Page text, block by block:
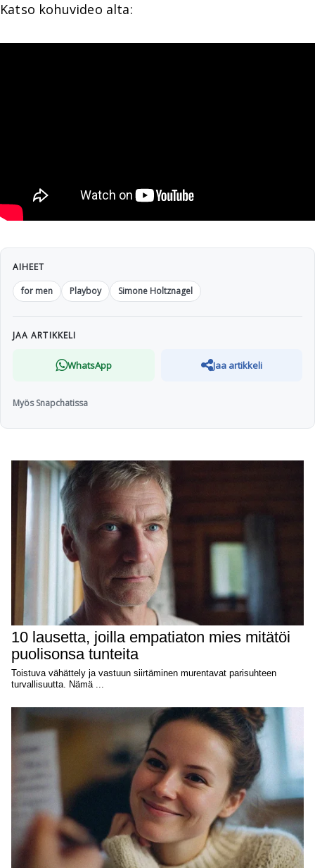
Katso kohuvideo alta:
AIHEET
for men
Playboy Simone Holtznagel
JAA ARTIKKELI
WhatsApp Jaa artikkeli
Myös Snapchatissa